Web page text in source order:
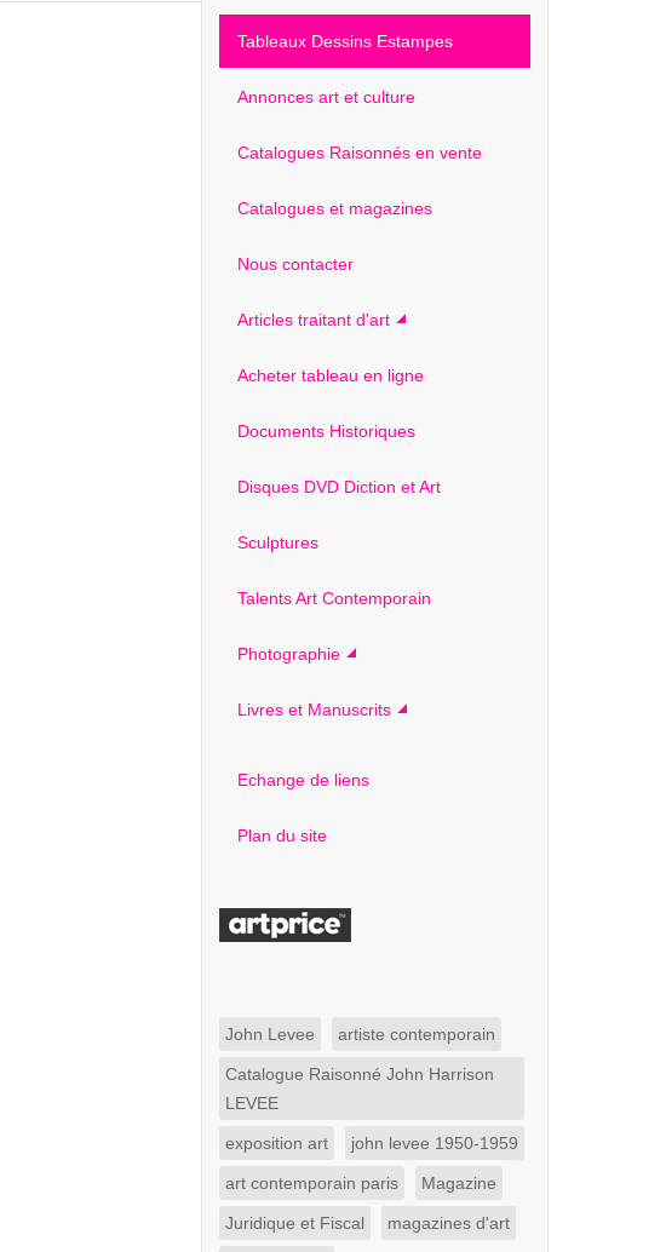
Tableaux Dessins Estampes
Annonces art et culture
Catalogues Raisonnés en vente
Catalogues et magazines
Nous contacter
Articles traitant d'art
Acheter tableau en ligne
Documents Historiques
Disques DVD Diction et Art
Sculptures
Talents Art Contemporain
Photographie
Livres et Manuscrits
Echange de liens
Plan du site
John Levee artiste contemporain
Catalogue Raisonné John Harrison
LEVEE
exposition art john levee 1950-1959
art contemporain paris Magazine
Juridique et Fiscal magazines d'art